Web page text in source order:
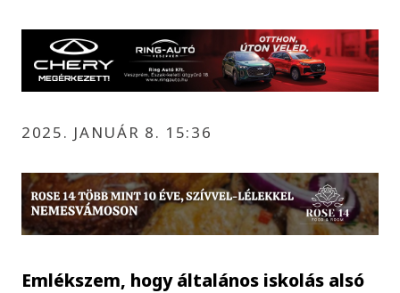
2025. JANUÁR 8. 15:36
Emlékszem, hogy általános iskolás alsó